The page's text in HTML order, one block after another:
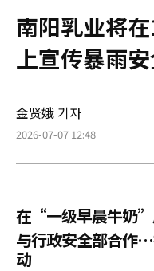
南阳乳业将
上宣传暴雨
金贤娥 기자
2026-07-07 12:48
在“一级早晨牛奶”
与行政安全部合作
动